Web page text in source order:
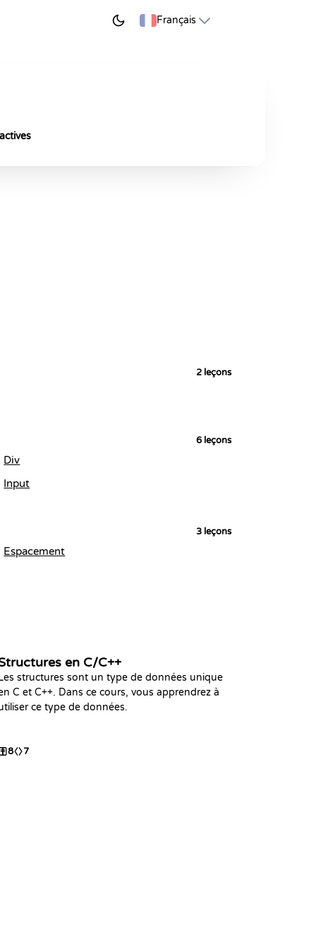
Français
2 leçons
6 leçons
Div
Input
3 leçons
Espacement
en C/C++
structures sont un type de données unique
C et C++. Dans ce cours, vous apprendrez à
ce type de données.
8 7